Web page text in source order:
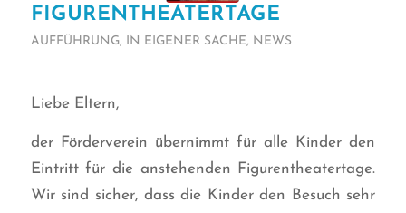
FIGURENTHEATERTAGE
AUFFÜHRUNG, IN EIGENER SACHE, NEWS
Liebe Eltern,
der Förderverein übernimmt für alle Kinder den
Eintritt für die anstehenden Figurentheatertage.
Wir sind sicher, dass die Kinder den Besuch sehr